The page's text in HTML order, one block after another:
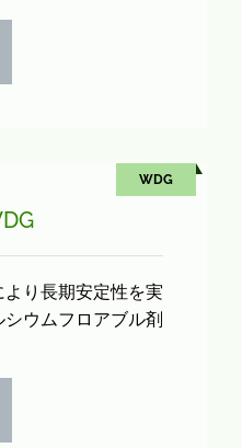
り長期安定性を実
ウムフロアブル剤
WDG